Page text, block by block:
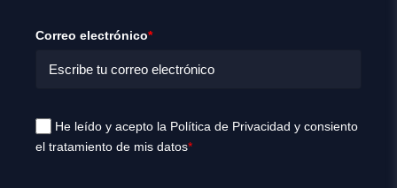
Correo electrónico*
He leído y acepto la Política de Privacidad y consiento
el tratamiento de mis datos*